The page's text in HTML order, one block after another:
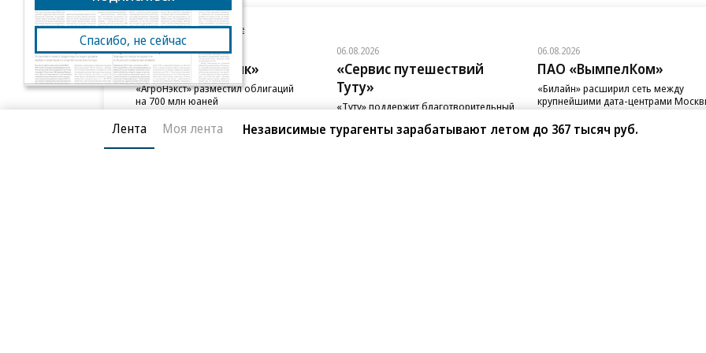
Новости компаний Все
06.08.2026
АО «Газпромбанк»
«АгроНэкст» разместил облигаций
на 700 млн юаней
06.08.2026
«Сервис путешествий
Туту»
«Туту» поддержит благотворительный
06.08.2026
ПАО «ВымпелКом»
«Билайн» расширил сеть между
крупнейшими дата-центрами
Лента Моя лента Независимые турагенты зарабатывают летом до 367 тысяч руб.
Спасибо, не сейчас